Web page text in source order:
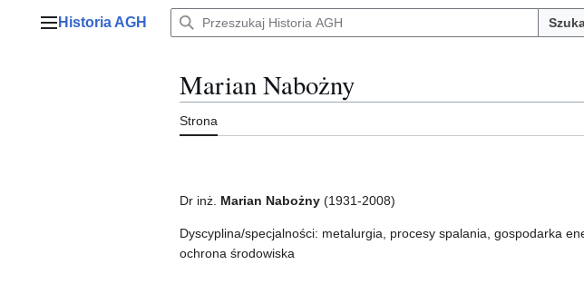
Menu główne
Historia AGH
Marian Nabożny
Strona
Dr inż. Marian Nabożny (1931-2008)
Dyscyplina/specjalności: metalurgia, procesy spalania, gospodarka
ochrona środowiska